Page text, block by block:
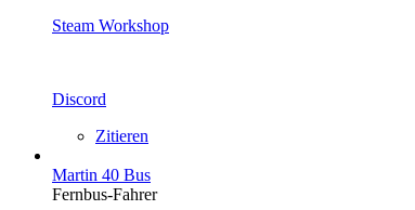
Steam Workshop
Discord
Zitieren
Martin 40 Bus
Fernbus-Fahrer